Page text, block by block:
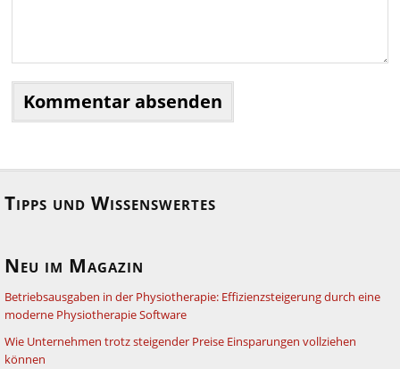
Tipps und Wissenswertes
Neu im Magazin
Betriebsausgaben in der Physiotherapie: Effizienzsteigerung durch eine
moderne Physiotherapie Software
Wie Unternehmen trotz steigender Preise Einsparungen vollziehen
können